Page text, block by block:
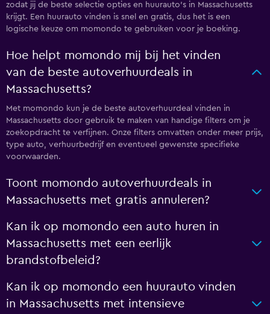
zodat jij de beste selectie opties en huurauto's in Massachusetts
krijgt. Een huurauto vinden is snel en gratis, dus het is een
logische keuze om momondo te gebruiken voor je boeking.
Hoe helpt momondo mij bij het vinden
van de beste autoverhuurdeals in
Massachusetts?
Met momondo kun je de beste autoverhuurdeal vinden in
Massachusetts door gebruik te maken van handige filters om je
zoekopdracht te verfijnen. Onze filters omvatten onder meer prijs,
type auto, verhuurbedrijf en eventueel gewenste specifieke
voorwaarden.
Toont momondo autoverhuurdeals in
Massachusetts met gratis annuleren?
Kan ik op momondo een auto huren in
Massachusetts met een eerlijk
brandstofbeleid?
Kan ik op momondo een huurauto vinden
in Massachusetts met intensieve